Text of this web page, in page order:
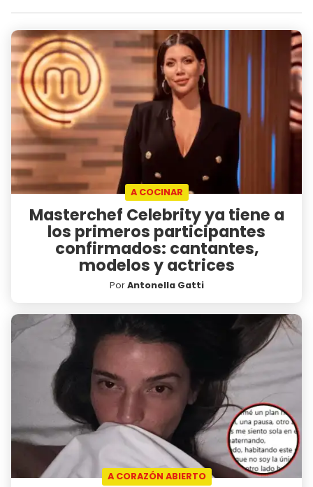
A COCINAR
Masterchef Celebrity ya tiene a
los primeros participantes
confirmados: cantantes,
modelos y actrices
PorAntonella Gatti
A CORAZÓN ABIERTO